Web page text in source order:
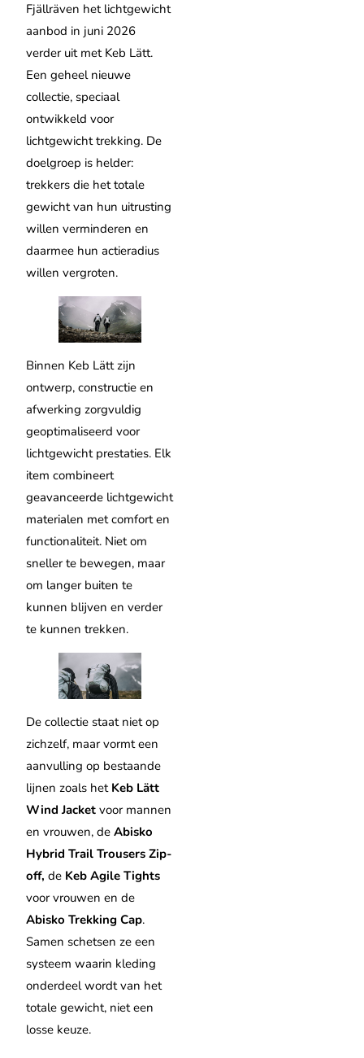
Fjällräven het lichtgewicht
aanbod in juni 2026
verder uit met Keb Lätt.
Een geheel nieuwe
collectie, speciaal
ontwikkeld voor
lichtgewicht trekking. De
doelgroep is helder:
trekkers die het totale
gewicht van hun uitrusting
willen verminderen en
daarmee hun actieradius
willen vergroten.
Binnen Keb Lätt zijn
ontwerp, constructie en
afwerking zorgvuldig
geoptimaliseerd voor
lichtgewicht prestaties. Elk
item combineert
geavanceerde lichtgewicht
materialen met comfort en
functionaliteit. Niet om
sneller te bewegen, maar
om langer buiten te
kunnen blijven en verder
te kunnen trekken.
De collectie staat niet op
zichzelf, maar vormt een
aanvulling op bestaande
lijnen zoals het Keb Lätt
Wind Jacketvoor mannen
en vrouwen, deAbisko
Hybrid Trail Trousers Zip-
off, de Keb Agile Tights
voor vrouwen en de
Abisko Trekking Cap.
Samen schetsen ze een
systeem waarin kleding
onderdeel wordt van het
totale gewicht, niet een
losse keuze.